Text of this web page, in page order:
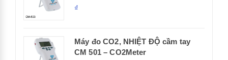
₫
Máy đo CO2, NHIỆT ĐỘ cầm tay
CM 501 – CO2Meter